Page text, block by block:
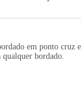
em ponto
bordado.